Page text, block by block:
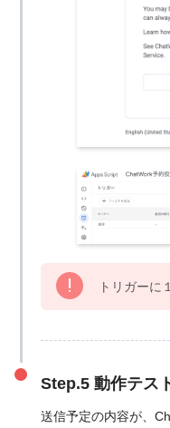
トリガーに
Step.5 動作テス
送信予定の内容が、